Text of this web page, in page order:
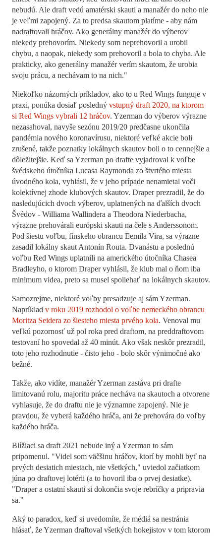
nebudú. Ale draft vedú amatérski skauti a manažér do neho nie
je veľmi zapojený. Za to predsa skautom platíme - aby nám
nadraftovali hráčov. Ako generálny manažér do výberov
niekedy prehovorím. Niekedy som neprehovoril a urobil
chybu, a naopak, niekedy som prehovoril a bola to chyba. Ale
prakticky, ako generálny manažér verím skautom, že urobia
svoju prácu, a nechávam to na nich."
Niekoľko názorných príkladov, ako to u Red Wings funguje v
praxi, ponúka dosiaľ posledný vstupný draft 2020, na ktorom
si Red Wings vybrali 12 hráčov. Yzerman do výberov výrazne
nezasahoval, navyše sezónu 2019/20 predčasne ukončila
pandémia nového koronavírusu, niektoré veľké akcie boli
zrušené, takže poznatky lokálnych skautov boli o to cennejšie a
dôležitejšie. Keď sa Yzerman po drafte vyjadroval k voľbe
švédskeho útočníka Lucasa Raymonda zo štvrtého miesta
úvodného kola, vyhlásil, že v jeho prípade nenamietal voči
kolektívnej zhode klubových skautov. Draper prezradil, že do
nasledujúcich dvoch výberov, uplatnených na ďalších dvoch
Švédov - Williama Wallindera a Theodora Niederbacha,
výrazne prehovárali európski skauti na čele s Anderssonom.
Pod šiestu voľbu, fínskeho obrancu Eemila Vira, sa výrazne
zasadil lokálny skaut Antonín Routa. Dvanástu a poslednú
voľbu Red Wings uplatnili na amerického útočníka Chasea
Bradleyho, o ktorom Draper vyhlásil, že klub mal o ňom iba
minimum videa, preto sa musel spoliehať na lokálnych skautov.
Samozrejme, niektoré voľby presadzuje aj sám Yzerman.
Napríklad v roku 2019 rozhodol o voľbe nemeckého obrancu
Moritza Seidera zo šiesteho miesta prvého kola. Venoval mu
veľkú pozornosť už pol roka pred draftom, na preddraftovom
testovaní ho spovedal až 40 minút. Ako však neskôr prezradil,
toto jeho rozhodnutie - čisto jeho - bolo skôr výnimočné ako
bežné.
Takže, ako vidíte, manažér Yzerman zastáva pri drafte
limitovanú rolu, majoritu práce necháva na skautoch a otvorene
vyhlasuje, že do draftu nie je významne zapojený. Nie je
pravdou, že vyberá každého hráča, ani že prehovára do voľby
každého hráča.
Blížiaci sa draft 2021 nebude iný a Yzerman to sám
pripomenul. "Videl som väčšinu hráčov, ktorí by mohli byť na
prvých desiatich miestach, nie všetkých," uviedol začiatkom
júna po draftovej lotérii (a to hovoril iba o prvej desiatke).
"Draper a ostatní skauti si dokončia svoje rebríčky a pripravia
sa."
Aký to paradox, keď si uvedomíte, že médiá sa nestránia
hlásať, že Yzerman draftoval všetkých hokejistov v tom ktorom